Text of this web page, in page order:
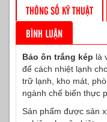
THÔNG SỐ KỸ THUẬT
BÌNH LUẬN
Bảo ôn trắng kép là
để cách nhiệt lạnh
trữ lạnh, kho mát,
ngành chế biến thực
Sản phẩm được sản